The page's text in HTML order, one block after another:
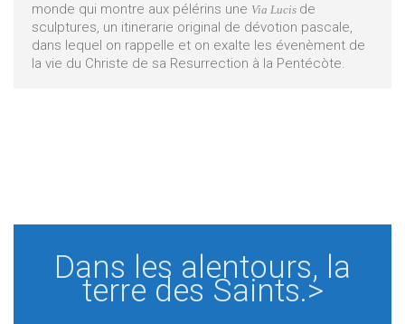
monde qui montre aux pélérins une Via Lucis de
sculptures, un itinerarie original de dévotion pascale,
dans lequel on rappelle et on exalte les évenèment de
la vie du Christe de sa Resurrection à la Pentécòte.
Dans les alentours, la
terre des Saints.>